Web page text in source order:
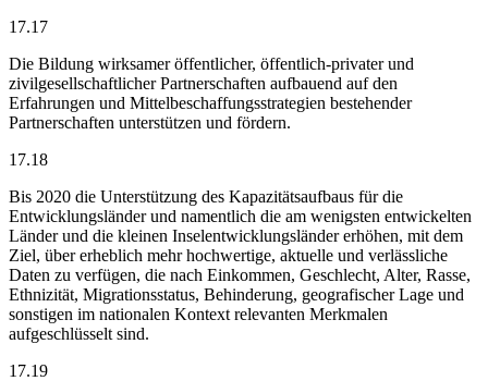
17.17
Die Bildung wirksamer öffentlicher, öffentlich-privater und
zivilgesellschaftlicher Partnerschaften aufbauend auf den
Erfahrungen und Mittelbeschaffungsstrategien bestehender
Partnerschaften unterstützen und fördern.
17.18
Bis 2020 die Unterstützung des Kapazitätsaufbaus für die
Entwicklungsländer und namentlich die am wenigsten entwickelten
Länder und die kleinen Inselentwicklungsländer erhöhen, mit dem
Ziel, über erheblich mehr hochwertige, aktuelle und verlässliche
Daten zu verfügen, die nach Einkommen, Geschlecht, Alter, Rasse,
Ethnizität, Migrationsstatus, Behinderung, geografischer Lage und
sonstigen im nationalen Kontext relevanten Merkmalen
aufgeschlüsselt sind.
17.19